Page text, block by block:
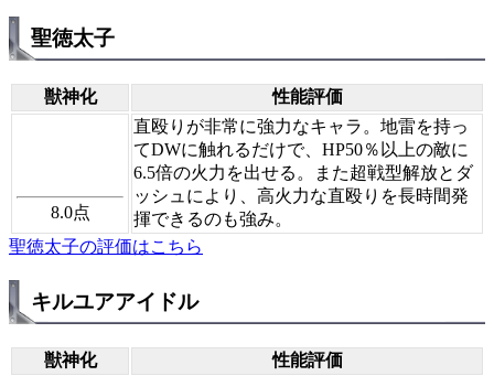
聖徳太子
獣神化 性能評価
8.0点
直殴りが非常に強力なキャラ。地雷を持っ
てDWに触れるだけで、HP50％以上の敵に
6.5倍の火力を出せる。また超戦型解放とダ
ッシュにより、高火力な直殴りを長時間発
揮できるのも強み。
聖徳太子の評価はこちら
キルユアアイドル
獣神化 性能評価